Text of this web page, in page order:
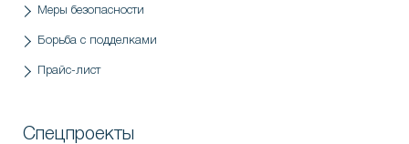
Меры безопасности
Борьба с подделками
Прайс-лист
Спецпроекты